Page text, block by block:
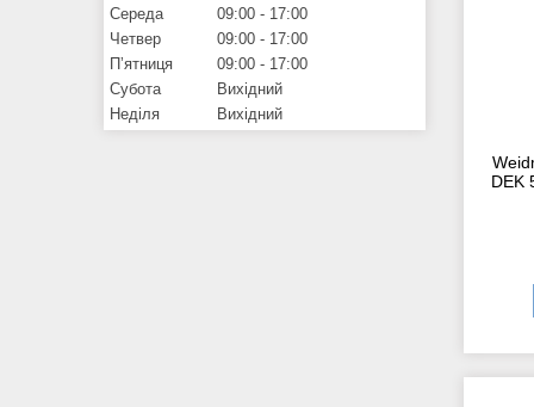
DEK
Середа
09:00
17:00
Четвер
09:00
17:00
Пʼятниця
09:00
17:00
Субота
Вихідний
Неділя
Вихідний